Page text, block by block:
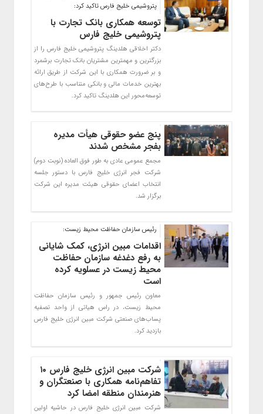
پتروشیمی خلیج فارس تاکید کرد:
توسعه همکاری بانک تجارت با
پتروشیمی خلیج فارس
دکتر اخلاقی هلدینگ پتروشیمی خلیج فارس را از
بزرگترین و مهمترین مشتریان بانک تجارت برشمرد
و بر ضرورت همکاری با این شرکت از طریق ارائه
بهترین خدمات مالی و بانکی متناسب با طرح‌های
توسعه‌محور این هلدینگ تاکید کرد.
پنج عضو حقوقی هیأت مدیره
بفجر مشخص شدند
مجمع عمومی عادی به طور فوق العاده (نوبت دوم)
شرکت فجر انرژی خلیج فارس با دستور جلسه
انتخاب اعضای حقوقی هیئت مدیره این شرکت
برگزار شد.
رئیس سازمان حفاظت محیط زیست:
اقدامات مبین انرژی، کمک شایانی
به رفع دغدغه سازمان حفاظت
محیط زیست در عسلویه کرده
است
معاون رئیس جمهور و رئیس سازمان حفاظت
محیط زیست، در راس هیاتی از واحد تصفیه
پساب‌های صنعتی شرکت مبین انرژی خلیج فارس
بازدید کرد.
شرکت مبین انرژی خلیج فارس ۱۰
تفاهم‌نامه همکاری با صنعتگران و
هنرمندان منطقه امضا کرد
شرکت مبین انرژی خلیج فارس در حاشیه اولین